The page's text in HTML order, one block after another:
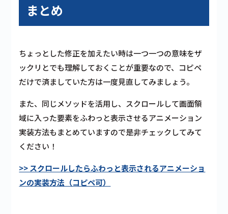
まとめ
ちょっとした修正を加えたい時は一つ一つの意味をザ
ックリとでも理解しておくことが重要なので、コピペ
だけで済ましていた方は一度見直してみましょう。
また、同じメソッドを活用し、スクロールして画面領
域に入った要素をふわっと表示させるアニメーション
実装方法もまとめていますので是非チェックしてみて
ください！
>> スクロールしたらふわっと表示されるアニメーショ
ンの実装方法（コピペ可）